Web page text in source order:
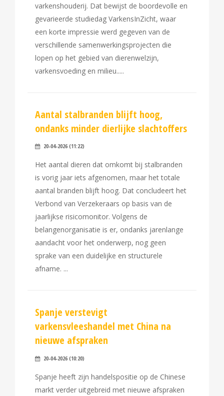
varkenshouderij. Dat bewijst de boordevolle en
gevarieerde studiedag VarkensInZicht, waar
een korte impressie werd gegeven van de
verschillende samenwerkingsprojecten die
lopen op het gebied van dierenwelzijn,
varkensvoeding en milieu..
Aantal stalbranden blijft hoog,
ondanks minder dierlijke slachtoffers
20-04-2026 (11:22)
Het aantal dieren dat omkomt bij stalbranden
is vorig jaar iets afgenomen, maar het totale
aantal branden blijft hoog. Dat concludeert het
Verbond van Verzekeraars op basis van de
jaarlijkse risicomonitor. Volgens de
belangenorganisatie is er, ondanks jarenlange
aandacht voor het onderwerp, nog geen
sprake van een duidelijke en structurele
afname.
Spanje verstevigt
varkensvleeshandel met China na
nieuwe afspraken
20-04-2026 (10:20)
Spanje heeft zijn handelspositie op de Chinese
markt verder uitgebreid met nieuwe afspraken